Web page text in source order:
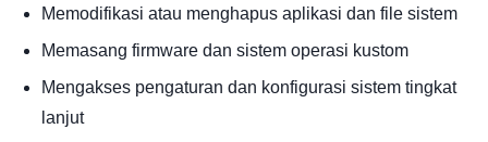
Memodifikasi atau menghapus aplikasi dan file sistem
Memasang firmware dan sistem operasi kustom
Mengakses pengaturan dan konfigurasi sistem tingkat
lanjut